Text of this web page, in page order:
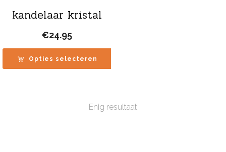
kandelaar kristal
€24.95
Opties selecteren
Enig resultaat